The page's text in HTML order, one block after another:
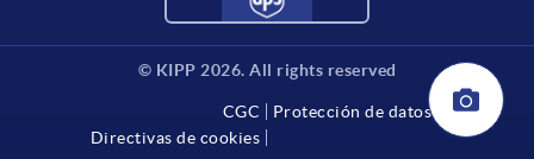
© KIPP 2026. All rights reserved
CGC
Protección de datos
Directivas de cookies